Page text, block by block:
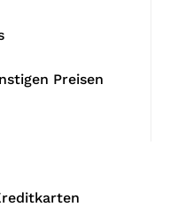
Preisen